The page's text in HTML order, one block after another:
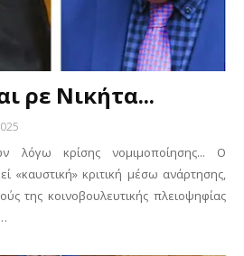
ρε Νικήτα...
λόγω κρίσης νομιμοποίησης... Ο
«καυστική» κριτική μέσω ανάρτησης,
της κοινοβουλευτικής πλειοψηφίας